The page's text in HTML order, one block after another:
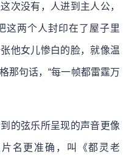
次没有，人进到主人公，
这两个人封印在了屋子里
他女儿惨白的脸，就像温
那句话，“每一帧都雷霆万
的弦乐所呈现的声音更像
名更准确，叫《都灵老